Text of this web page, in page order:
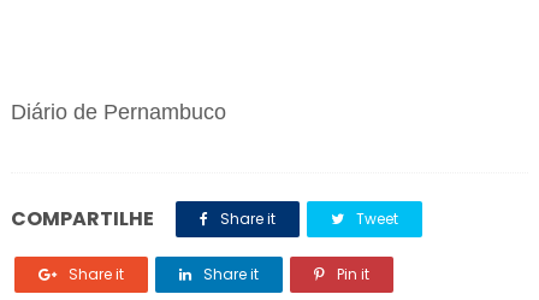
Diário de Pernambuco
COMPARTILHE Share it Tweet
Share it Share it Pin it